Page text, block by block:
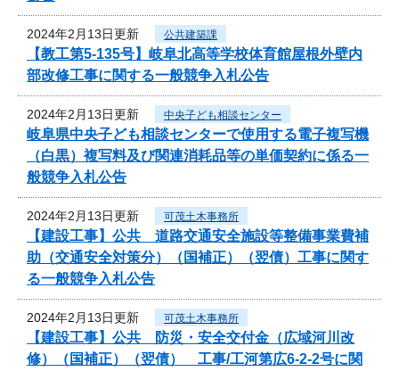
2024年2月13日更新 公共建築課
【教工第5-135号】岐阜北高等学校体育館屋根外壁内
部改修工事に関する一般競争入札公告
2024年2月13日更新 中央子ども相談センター
岐阜県中央子ども相談センターで使用する電子複写機
（白黒）複写料及び関連消耗品等の単価契約に係る一
般競争入札公告
2024年2月13日更新 可茂土木事務所
【建設工事】公共 道路交通安全施設等整備事業費補
助（交通安全対策分）（国補正）（翌債）工事に関す
る一般競争入札公告
2024年2月13日更新 可茂土木事務所
【建設工事】公共 防災・安全交付金（広域河川改
修）（国補正）（翌債） 工事/工河第広6-2-2号に関